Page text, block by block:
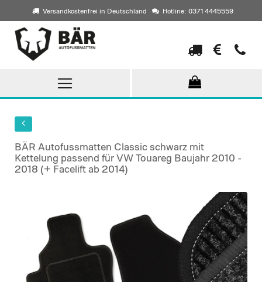
Versandkostenfrei in Deutschland Hotline: 0371 4445559
Direkt
zum
Inhalt
BÄR Autofussmatten Classic schwarz mit
Kettelung passend für VW Touareg Baujahr 2010 -
2018 (+ Facelift ab 2014)
images